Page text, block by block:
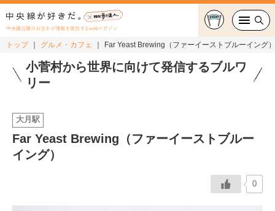
中央線沿線のお出かけ情報を発信するwebマガジン
グルメ・カフェ
おでかけ
ショッピング
トップ グルメ・カフェ Far Yeast Brewing（ファーイーストブルーイング）
小菅村から世界に向けて発信するブルワ
リー
大月駅
Far Yeast Brewing（ファーイーストブルー
イング）
0